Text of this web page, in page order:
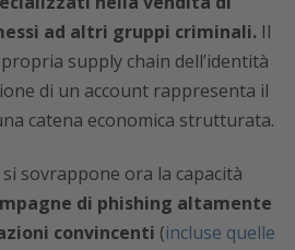
ad altri gruppi criminali. Il
supply chain dell’identità
di un account rappresenta il
catena economica strutturata.
sovrappone ora la capacità
di phishing altamente
convincenti (incluse quelle